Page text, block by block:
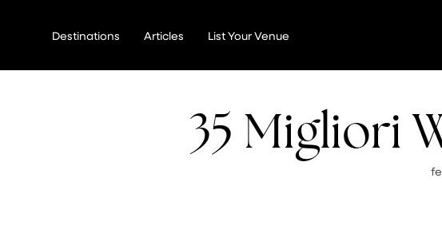
Destinations Articles List Your Venue
35 Migliori